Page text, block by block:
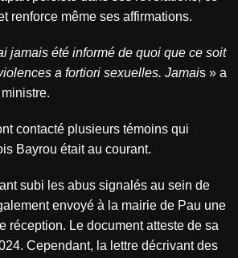
renforce même ses affirmations.
jamais été informé de quoi que ce soit
a fortiori sexuelles. Jamais » a
contacté plusieurs témoins qui
Bayrou était au courant.
subi les abus signalés au sein de
envoyé à la mairie de Pau une
réception. Le document atteste de sa
Cependant, la lettre décrivant des